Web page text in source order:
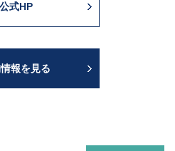
公式HP
報を見る